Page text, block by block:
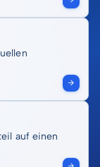
auf einen